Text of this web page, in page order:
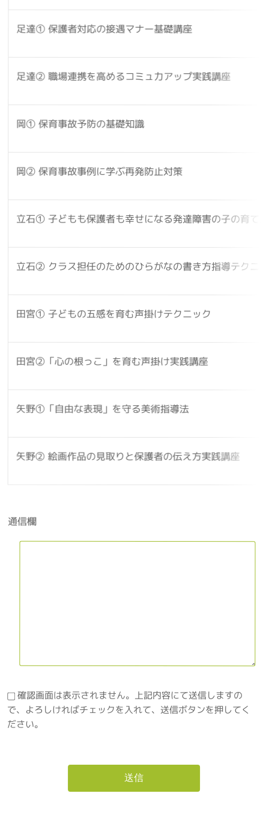
足達① 保護者対応の接遇マナー基礎講座
足達② 職場連携を高めるコミュ力アップ実践講座
岡① 保育事故予防の基礎知識
岡② 保育事故事例に学ぶ再発防止対策
立石① 子どもも保護者も幸せになる発達障害の子の育て方
立石② クラス担任のためのひらがなの書き方指導テクニ
田宮① 子どもの五感を育む声掛けテクニック
田宮②「心の根っこ」を育む声掛け実践講座
矢野①「自由な表現」を守る美術指導法
矢野② 絵画作品の見取りと保護者の伝え方実践講座
通信欄
確認画面は表示されません。上記内容にて送信しますの
で、よろしければチェックを入れて、送信ボタンを押してく
ださい。